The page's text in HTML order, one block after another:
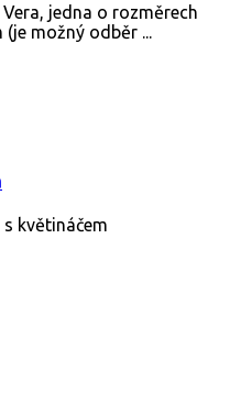
jedna o rozměrech
možný odběr ...
květináčem